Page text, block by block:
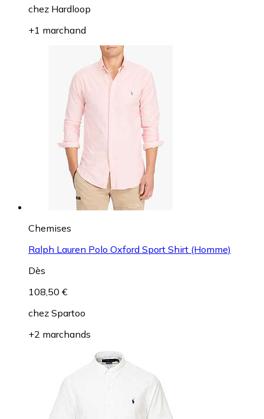
chez Hardloop
+1 marchand
Chemises
Ralph Lauren Polo Oxford Sport Shirt (Homme)
Dès
108,50 €
chez Spartoo
+2 marchands